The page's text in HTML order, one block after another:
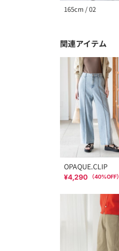
165cm / 02
関連アイテム
OPAQUE.CLIP
¥4,290 （40%OFF）